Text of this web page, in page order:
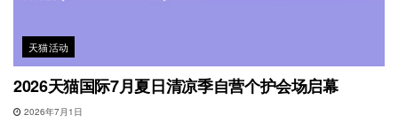
天猫活动
2026天猫国际7月夏日清凉季自营个护会场启幕
2026年7月1日